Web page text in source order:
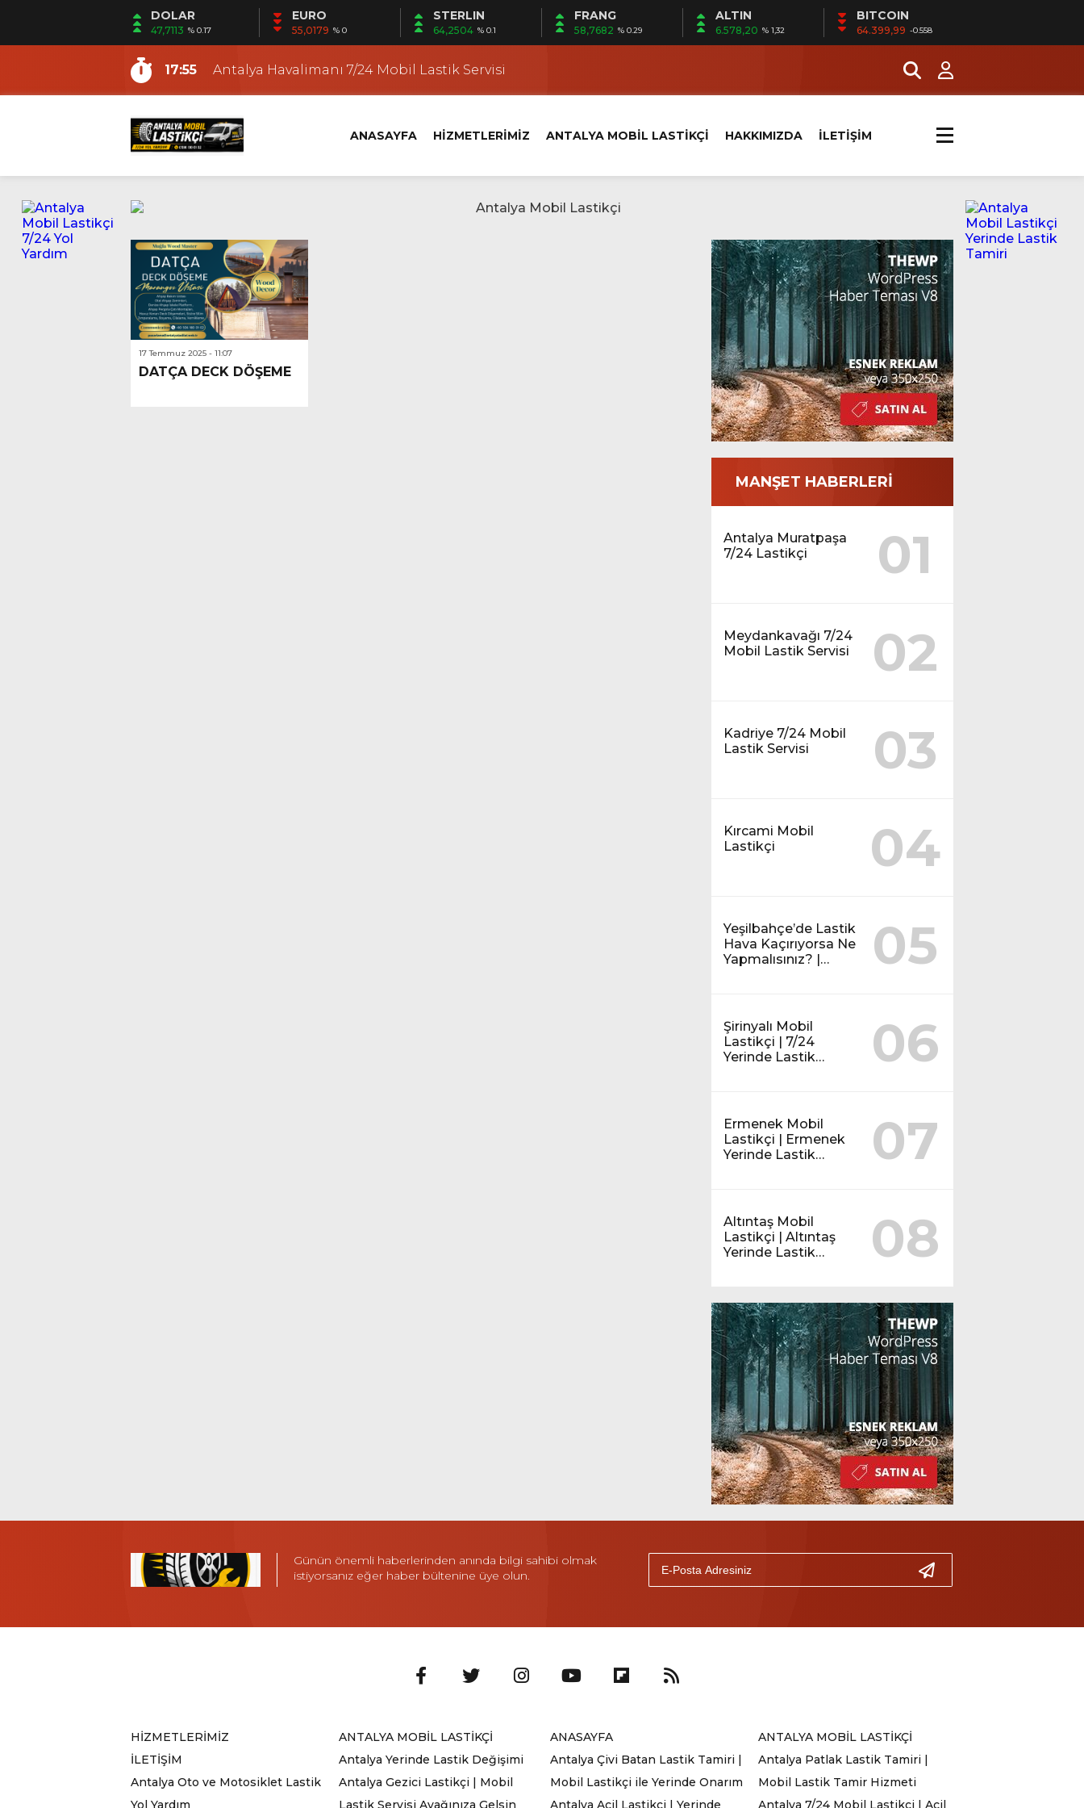
DOLAR
47,7113 % 0.17
EURO
55,0179 % 0
STERLIN
64,2504 % 0.1
FRANG
58,7682 % 0.29
ALTIN
6.578,20 % 1,32
BITCOIN
64.399,99 -0.558
15:30
Antalya Gezici Lastikçi | Mobil Lastik Servisi Ayağınıza Gelsin
9:48
Antalya En Yakın Lastikçi
17:55
Antalya Havalimanı 7/24 Mobil Lastik Servisi
12:53
Fener Mobil Lastikçi | Fener Yerinde Lastik Servisi
12:19
Ermenek Mobil Lastikçi | Ermenek Yerinde Lastik Servisi
12:12
Altıntaş Mobil Lastikçi | Altıntaş Yerinde Lastik Servisi
11:03
Güzeloba Mobil Lastikçi
Kundu Mobil Lastikçi | Kundu’da Yerinde Lastik Servisi
15:53
Antalya Oto ve Motosiklet Lastik Yol Yardım
15:30
Antalya Gezici Lastikçi | Mobil Lastik Servisi Ayağınıza Gelsin
9:48
Antalya En Yakın Lastikçi
ANASAYFA HİZMETLERİMİZ ANTALYA MOBİL LASTİKÇİ HAKKIMIZDA İLETİŞİM
17 Temmuz 2025 - 11:07
DATÇA DECK DÖŞEME
MANŞET HABERLERİ
Antalya Muratpaşa
7/24 Lastikçi
01
Meydankavağı 7/24
Mobil Lastik Servisi
02
Kadriye 7/24 Mobil
Lastik Servisi
03
Kırcami Mobil
Lastikçi
04
Yeşilbahçe’de Lastik
Hava Kaçırıyorsa Ne
Yapmalısınız? |
05
Şirinyalı Mobil
Lastikçi | 7/24
Yerinde Lastik
06
Ermenek Mobil
Lastikçi | Ermenek
Yerinde Lastik
07
Altıntaş Mobil
Lastikçi | Altıntaş
Yerinde Lastik
08
Günün önemli haberlerinden anında bilgi sahibi olmak
istiyorsanız eğer haber bültenine üye olun.
HİZMETLERİMİZ
ANTALYA MOBİL LASTİKÇİ
İLETİŞİM
Antalya Yerinde Lastik Değişimi
Antalya Oto ve Motosiklet Lastik
Yol Yardım
Antalya Gezici Lastikçi | Mobil
Lastik Servisi Ayağınıza Gelsin
ANASAYFA
ANTALYA MOBİL LASTİKÇİ
Antalya Çivi Batan Lastik Tamiri |
Mobil Lastikçi ile Yerinde Onarım
Antalya Patlak Lastik Tamiri |
Mobil Lastik Tamir Hizmeti
Antalya Acil Lastikçi | Yerinde
Antalya 7/24 Mobil Lastikçi | Acil